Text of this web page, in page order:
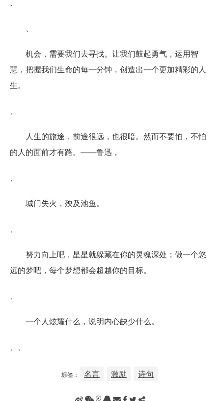
机会，需要我们去寻找。让我们鼓起勇气，运用智
慧，把握我们生命的每一分钟，创造出一个更加精彩的人
生。
人生的旅途，前途很远，也很暗。然而不要怕，不怕
的人的面前才有路。——鲁迅，
城门失火，殃及池鱼。
努力向上吧，星星就躲藏在你的灵魂深处；做一个悠
远的梦吧，每个梦想都会超越你的目标。
一个人炫耀什么，说明内心缺少什么。
标签： 名言 激励 诗句